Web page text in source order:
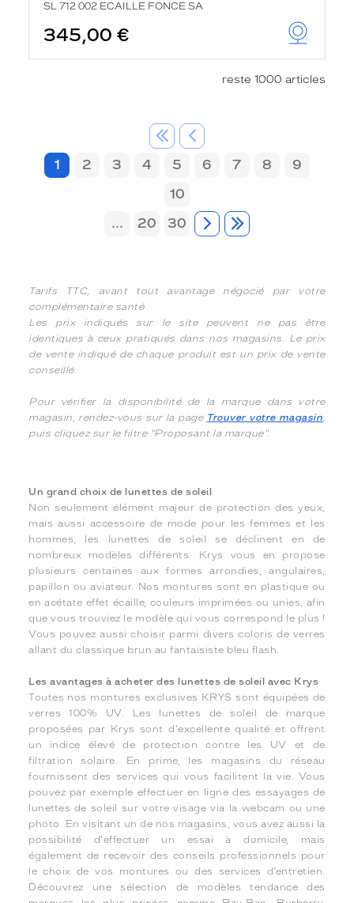
SL 712 002 ECAILLE FONCE SA
345,00 €
reste 1000 articles
1 2 3 4 5 6 7 8
9
10
...
20 30
Tarifs TTC, avant tout avantage négocié par votre
complémentaire santé
Les prix indiqués sur le site peuvent ne pas être
identiques à ceux pratiqués dans nos magasins. Le prix
de vente indiqué de chaque produit est un prix de vente
conseillé.
Pour vérifier la disponibilité de la marque dans votre
magasin, rendez-vous sur la page Trouver votre magasin,
puis cliquez sur le filtre "Proposant la marque".
Un grand choix de lunettes de soleil
Non seulement élément majeur de protection des yeux,
mais aussi accessoire de mode pour les femmes et les
hommes, les lunettes de soleil se déclinent en de
nombreux modèles différents. Krys vous en propose
plusieurs centaines aux formes arrondies, angulaires,
papillon ou aviateur. Nos montures sont en plastique ou
en acétate effet écaille, couleurs imprimées ou unies, afin
que vous trouviez le modèle qui vous correspond le plus !
Vous pouvez aussi choisir parmi divers coloris de verres
allant du classique brun au fantaisiste bleu flash.
Les avantages à acheter des lunettes de soleil avec Krys
Toutes nos montures exclusives KRYS sont équipées de
verres 100% UV. Les lunettes de soleil de marque
proposées par Krys sont d'excellente qualité et offrent
un indice élevé de protection contre les UV et de
filtration solaire. En prime, les magasins du réseau
fournissent des services qui vous facilitent la vie. Vous
pouvez par exemple effectuer en ligne des essayages de
lunettes de soleil sur votre visage via la webcam ou une
photo. En visitant un de nos magasins, vous avez aussi la
possibilité d'effectuer un essai à domicile, mais
également de recevoir des conseils professionnels pour
le choix de vos montures ou des services d’entretien.
Découvrez une sélection de modèles tendance des